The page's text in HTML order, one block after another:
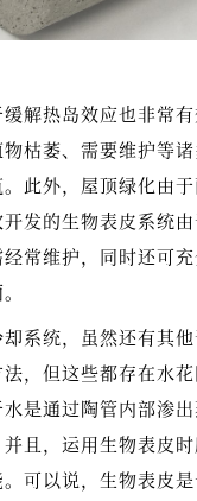
解热岛效应也非常
枯萎、需要维护等
此外，屋顶绿化由于
发的生物表皮系统
常维护，同时还可
系统，虽然还有其
，但这些都存在水花
是通过陶管内部渗
且，运用生物表皮
可以说，生物表皮